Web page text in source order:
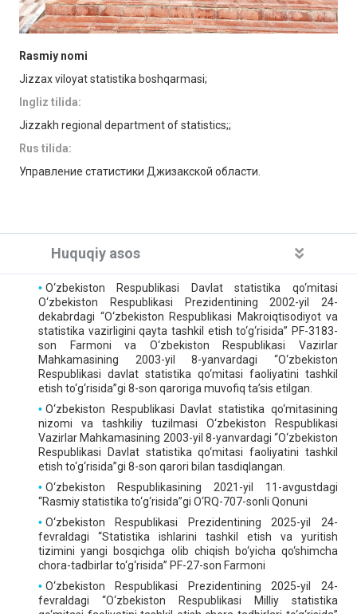
Rasmiy nomi
Jizzax viloyat statistika boshqarmasi;
Ingliz tilida:
Jizzakh regional department of statistics;;
Rus tilida:
Управление статистики Джизакской области.
Huquqiy asos
O‘zbekiston Respublikasi Davlat statistika qo‘mitasi
O‘zbekiston Respublikasi Prezidentining 2002-yil 24-
dekabrdagi “O‘zbekiston Respublikasi Makroiqtisodiyot va
statistika vazirligini qayta tashkil etish to‘g‘risida” PF-3183-
son Farmoni va O‘zbekiston Respublikasi Vazirlar
Mahkamasining 2003-yil 8-yanvardagi “O‘zbekiston
Respublikasi davlat statistika qo‘mitasi faoliyatini tashkil
etish to‘g‘risida”gi 8-son qaroriga muvofiq ta’sis etilgan.
O‘zbekiston Respublikasi Davlat statistika qo‘mitasining
nizomi va tashkiliy tuzilmasi O‘zbekiston Respublikasi
Vazirlar Mahkamasining 2003-yil 8-yanvardagi “O‘zbekiston
Respublikasi Davlat statistika qo‘mitasi faoliyatini tashkil
etish to‘g‘risida”gi 8-son qarori bilan tasdiqlangan.
O‘zbekiston Respublikasining 2021-yil 11-avgustdagi
“Rasmiy statistika to‘g‘risida”gi O‘RQ-707-sonli Qonuni
O‘zbekiston Respublikasi Prezidentining 2025-yil 24-
fevraldagi “Statistika ishlarini tashkil etish va yuritish
tizimini yangi bosqichga olib chiqish bo‘yicha qo‘shimcha
chora-tadbirlar to‘g‘risida” PF-27-son Farmoni
O‘zbekiston Respublikasi Prezidentining 2025-yil 24-
fevraldagi “O‘zbekiston Respublikasi Milliy statistika